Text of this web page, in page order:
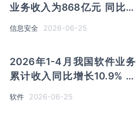
业务收入为868亿元 同比增
长7%
信息安全 2026-06-25
2026年1-4月我国软件业务
累计收入同比增长10.9% 出
口同比增长13%
软件 2026-06-25